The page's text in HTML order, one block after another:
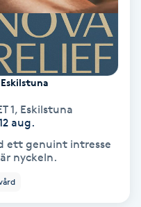
1, Eskilstuna
aug.
ett genuint intresse
är nyckeln.